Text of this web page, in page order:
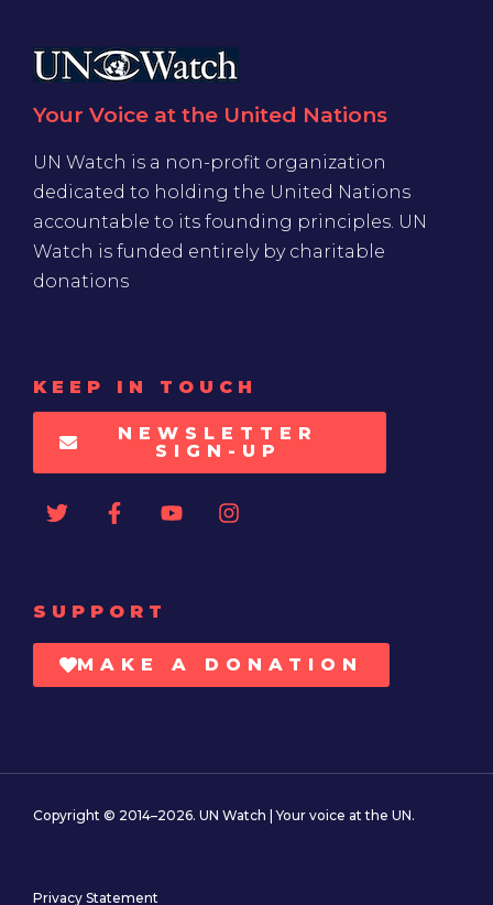
Your Voice at the United Nations
UN Watch is a non-profit organization
dedicated to holding the United Nations
accountable to its founding principles. UN
Watch is funded entirely by charitable
donations
KEEP IN TOUCH
NEWSLETTER
SIGN-UP
SUPPORT
MAKE A DONATION
Copyright © 2014–2026. UN Watch | Your voice at the UN.
Privacy Statement